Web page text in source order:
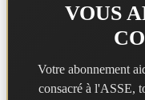
VOUS
Votre abonnement
consacré à l'ASSE,